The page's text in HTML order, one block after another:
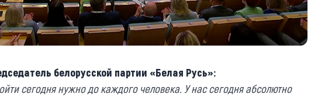
белорусской партии «Белая Русь»:
сегодня нужно до каждого человека. У нас сегодня абсолютно